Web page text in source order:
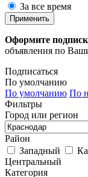
За все время
Применить
Оформите
объявления по
Подписаться
По умолчанию
По умолчанию По
Фильтры
Город или регион
Район
Западный
Центральный
Категория